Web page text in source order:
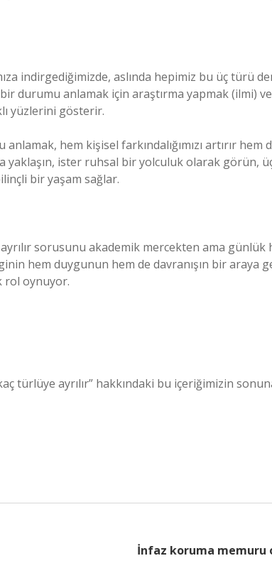
indirgediğimizde, aslında hepimiz bu üç türü
durumu anlamak için araştırma yapmak (ilmi)
yüzlerini gösterir.
hem kişisel farkındalığımızı artırır
yaklaşın, ister ruhsal bir yolculuk olarak görün,
bir yaşam sağlar.
sorusunu akademik mercekten ama
hem duygunun hem de davranışın bir araya
rol oynuyor.
türlüye ayrılır” hakkındaki bu içeriğimizin
İnfaz koruma memuru